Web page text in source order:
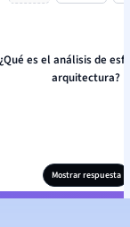
¿Qué es el análisis de
arquitectura?
Mostrar respuesta